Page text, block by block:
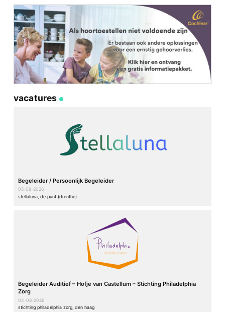
vacatures
Begeleider / Persoonlijk Begeleider
05-08-2026
stellaluna, de punt (drenthe)
Begeleider Auditief – Hofje van Castellum – Stichting Philadelphia
Zorg
04-08-2026
stichting philadelphia zorg, den haag